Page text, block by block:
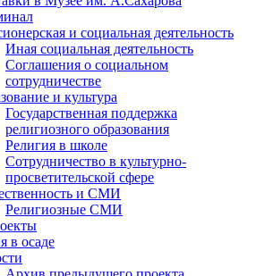
и социальная деятельность
Иная социальная деятельность
Соглашения о социальном
сотрудничестве
и культура
Государственная поддержка
религиозного образования
Религия в школе
Сотрудничество в культурно-
просветительской сфере
и СМИ
Религиозные СМИ
в осаде